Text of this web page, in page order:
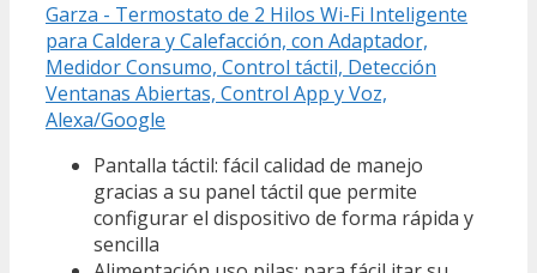
Garza - Termostato de 2 Hilos Wi-Fi Inteligente
para Caldera y Calefacción, con Adaptador,
Medidor Consumo, Control táctil, Detección
Ventanas Abiertas, Control App y Voz,
Alexa/Google
Pantalla táctil: fácil calidad de manejo
gracias a su panel táctil que permite
configurar el dispositivo de forma rápida y
sencilla